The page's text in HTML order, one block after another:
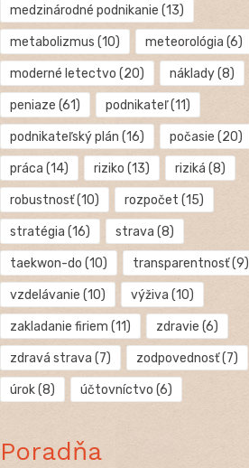
medzinárodné podnikanie (13)
metabolizmus (10) meteorológia (6)
moderné letectvo (20) náklady(8)
peniaze (61) podnikateľ(11)
podnikateľský plán (16) počasie (20)
práca (14) riziko (13) riziká (8)
robustnosť(10) rozpočet (15)
stratégia (16) strava (8)
taekwon-do (10) transparentnosť(9)
vzdelávanie (10) výživa (10)
zakladanie firiem (11) zdravie (6)
zdravá strava (7) zodpovednosť(7)
úrok(8) účtovníctvo (6)
Poradňa